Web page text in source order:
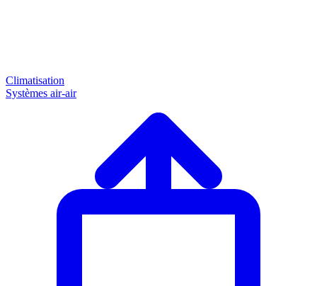
Climatisation
Systèmes air-air